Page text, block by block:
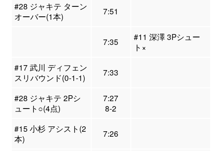
#28 ジャキテ ターン
オーバー(1本)
7:51
7:35
#11 深澤 3Pシュー
ト×
#17 武川 ディフェン
スリバウンド(0-1-1)
7:33
#28 ジャキテ 2Pシ
ュート○(4点)
7:27
8-2
#15 小杉 アシスト(2
本)
7:26